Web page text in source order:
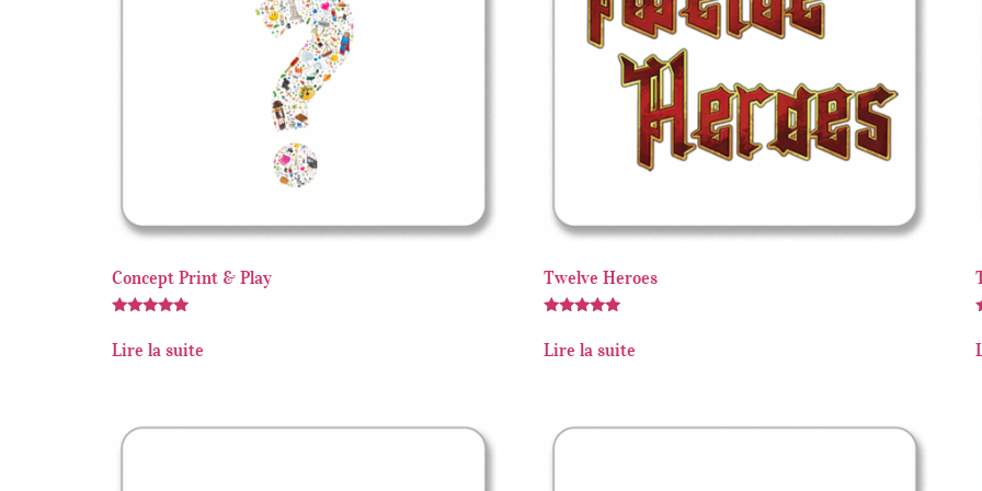
Concept Print & Play
5.00
sur 5
Lire la suite
Twelve Heroes
5.00
sur 5
Lire la suite